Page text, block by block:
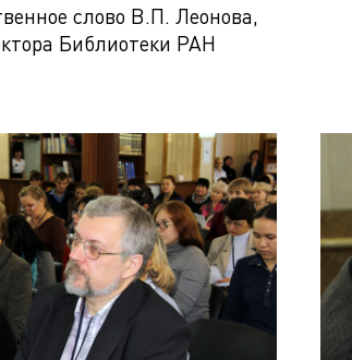
слово В.П. Леонова,
Библиотеки РАН